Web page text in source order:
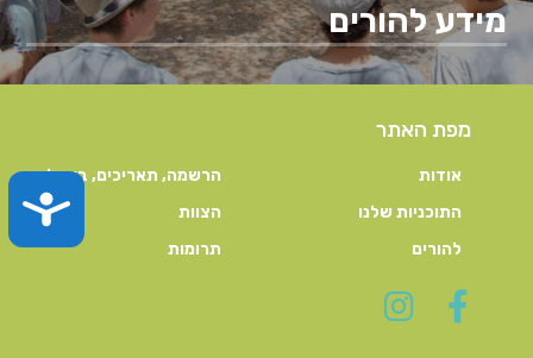
מידע להורים
מפת האתר
אודות
הרשמה, תאריכים, ביטול
התוכניות שלנו
הצוות
להורים
תרומות